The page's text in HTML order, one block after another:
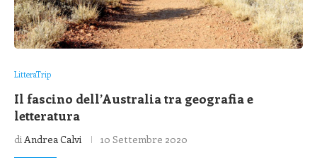
LitteraTrip
Il fascino dell’Australia tra geografia e
letteratura
diAndrea Calvi 10 Settembre 2020